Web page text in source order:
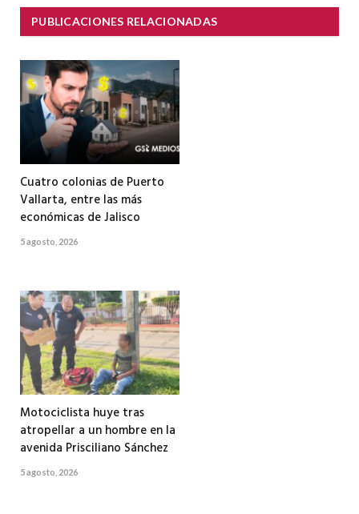
PUBLICACIONES RELACIONADAS
Cuatro colonias de Puerto
Vallarta, entre las más
económicas de Jalisco
5 agosto, 2026
Motociclista huye tras
atropellar a un hombre en la
avenida Prisciliano Sánchez
5 agosto, 2026